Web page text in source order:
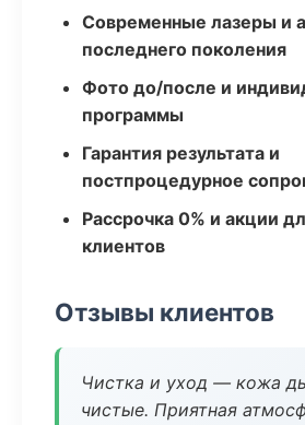
Современные лазеры и
последнего поколения
Фото до/после и
программы
Гарантия результата и
постпроцедурное
Рассрочка 0% и акции
клиентов
Отзывы клиентов
Чистка и уход — кожа
чистые. Приятная